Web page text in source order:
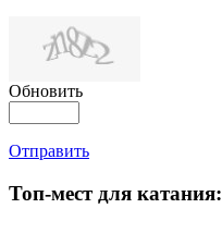
Обновить
Отправить
Топ-мест для катания: